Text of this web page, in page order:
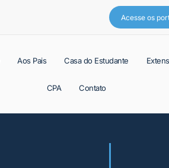
Acesse os
Aos Pais Casa do Estudante
CPA Contato